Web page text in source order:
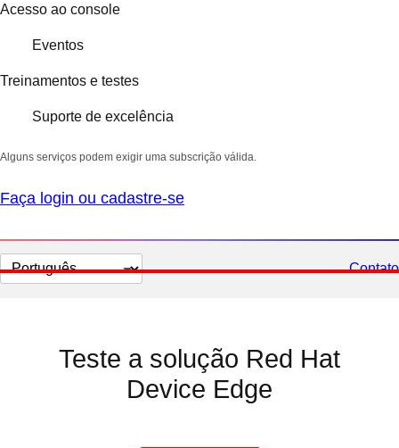
Acesso ao console
Eventos
Treinamentos e testes
Suporte de excelência
Alguns serviços podem exigir uma subscrição válida.
Faça login ou cadastre-se
Selecionar
idioma
Contato